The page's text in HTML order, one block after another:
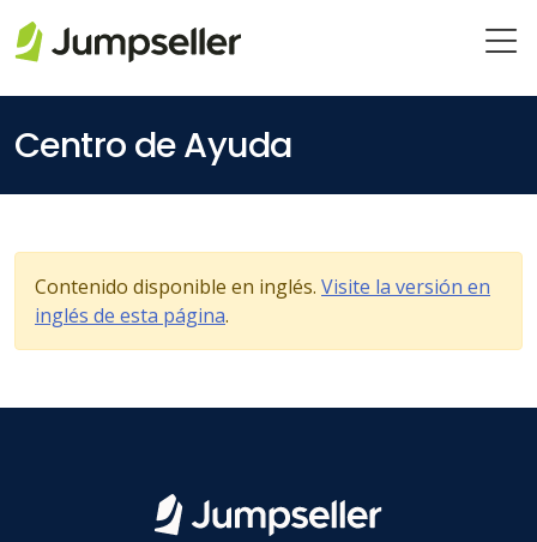
Centro de Ayuda
Contenido disponible en inglés. Visite la versión en
inglés de esta página.